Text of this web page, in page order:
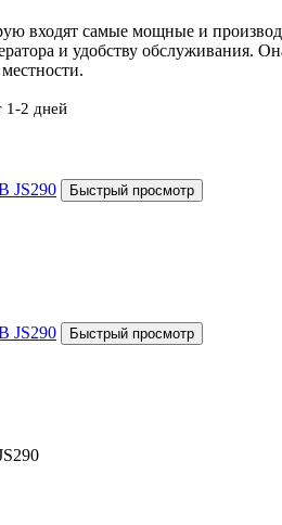
входят самые мощные и
и удобству обслуживания.
1-2 дней